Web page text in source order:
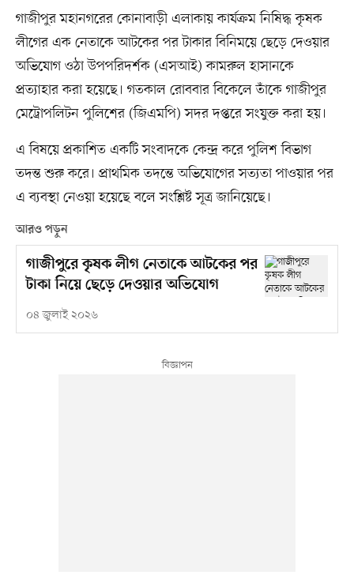
গাজীপুর মহানগরের কোনাবাড়ী এলাকায় কার্যক্রম নিষিদ্ধ কৃষক
লীগের এক নেতাকে আটকের পর টাকার বিনিময়ে ছেড়ে দেওয়ার
অভিযোগ ওঠা উপপরিদর্শক (এসআই) কামরুল হাসানকে
প্রত্যাহার করা হয়েছে। গতকাল রোববার বিকেলে তাঁকে গাজীপুর
মেট্রোপলিটন পুলিশের (জিএমপি) সদর দপ্তরে সংযুক্ত করা হয়।
এ বিষয়ে প্রকাশিত একটি সংবাদকে কেন্দ্র করে পুলিশ বিভাগ
তদন্ত শুরু করে। প্রাথমিক তদন্তে অভিযোগের সত্যতা পাওয়ার পর
এ ব্যবস্থা নেওয়া হয়েছে বলে সংশ্লিষ্ট সূত্র জানিয়েছে।
আরও পড়ুন
গাজীপুরে কৃষক লীগ নেতাকে আটকের পর
টাকা নিয়ে ছেড়ে দেওয়ার অভিযোগ
০৪ জুলাই ২০২৬